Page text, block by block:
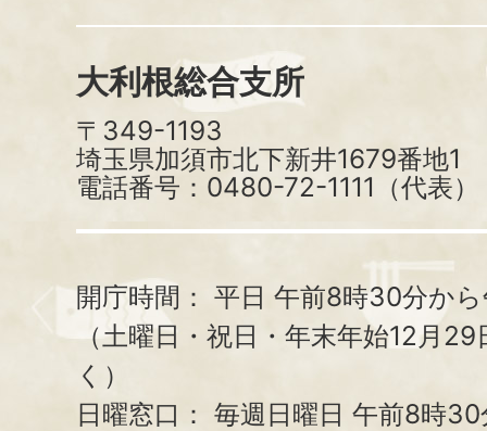
大利根総合支所
〒349-1193
埼玉県加須市北下新井1679番地1
電話番号：0480-72-1111（代表）
開庁時間： 平日 午前8時30分か
（土曜日・祝日・年末年始12月
く）
日曜窓口： 毎週日曜日 午前8時